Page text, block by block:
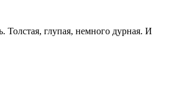
Толстая, глупая, немного дурная. И